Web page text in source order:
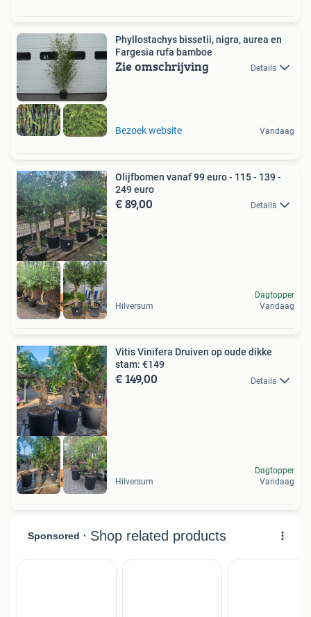
Phyllostachys bissetii, nigra, aurea en
Fargesia rufa bamboe
Zie omschrijving Details
Bezoek website Vandaag
mediterraan
Olijfbomen vanaf 99 euro - 115 - 139 -
249 euro
€ 89,00 Details
Hilversum
Dagtopper
Vandaag
mediterraan
Vitis Vinifera Druiven op oude dikke
stam: €149
€ 149,00 Details
Hilversum
Dagtopper
Vandaag